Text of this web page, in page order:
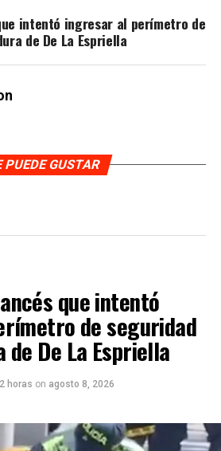
intentó ingresar al perímetro de
de De La Espriella
PUEDE GUSTAR
que intentó
de seguridad
De La Espriella
horas on agosto 8, 2026